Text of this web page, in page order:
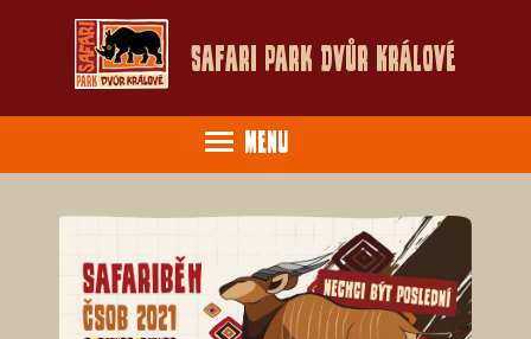
Safari Park Dvůr Králové
Menu